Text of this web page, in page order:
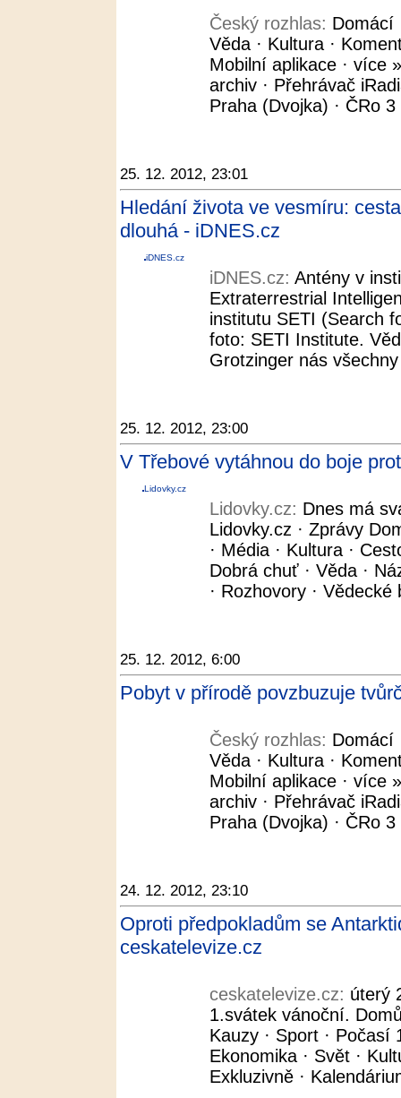
Český rozhlas: Domácí
Věda · Kultura ·
Mobilní aplikace · více
archiv · Přehrávač
Praha (Dvojka) · ČRo
25. 12. 2012, 23:01
Hledání života ve vesmíru:
dlouhá - iDNES.cz
iDNES.cz
iDNES.cz: Antény v
Extraterrestrial
institutu SETI (Search
foto: SETI Institute.
Grotzinger nás
25. 12. 2012, 23:00
V Třebové vytáhnou do boje
Lidovky.cz
Lidovky.cz: Dnes má
Lidovky.cz · Zprávy
· Média · Kultura ·
Dobrá chuť · Věda ·
· Rozhovory ·
25. 12. 2012, 6:00
Pobyt v přírodě povzbuzuje
Český rozhlas: Domácí
Věda · Kultura ·
Mobilní aplikace · více
archiv · Přehrávač
Praha (Dvojka) · ČRo
24. 12. 2012, 23:10
Oproti předpokladům se
ceskatelevize.cz
ceskatelevize.cz: úterý
1.svátek vánoční.
Kauzy · Sport · Počasí
Ekonomika · Svět ·
Exkluzivně ·